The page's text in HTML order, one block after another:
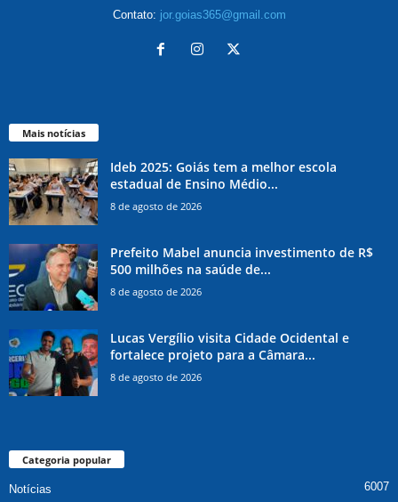
Contato: jor.goias365@gmail.com
Mais notícias
Ideb 2025: Goiás tem a melhor escola
estadual de Ensino Médio...
8 de agosto de 2026
Prefeito Mabel anuncia investimento de R$
500 milhões na saúde de...
8 de agosto de 2026
Lucas Vergílio visita Cidade Ocidental e
fortalece projeto para a Câmara...
8 de agosto de 2026
Categoria popular
Notícias 6007